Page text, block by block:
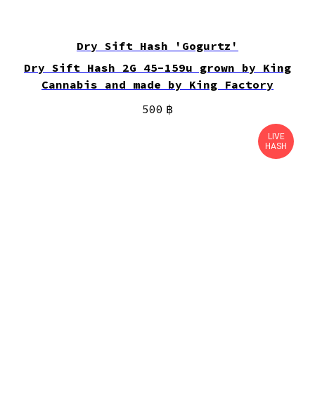
Dry Sift Hash 'Gogurtz'
Dry Sift Hash 2G 45-159u grown by King
Cannabis and made by King Factory
500 ฿
LIVE
HASH